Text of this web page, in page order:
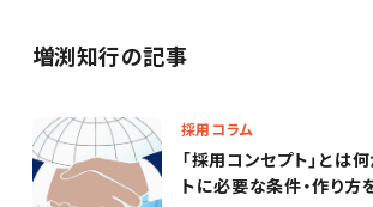
増渕知行の記事
採用コラム
「採用コンセプト」とは
トに必要な条件・作り方